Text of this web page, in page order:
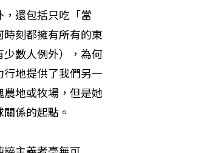
還包括只吃「當
刻都擁有所有的東
數人例外），為何
地提供了我們另一
地或牧場，但是她
係的起點。